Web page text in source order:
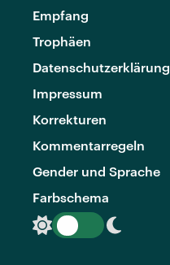
Empfang
Trophäen
Datenschutzerklärung
Impressum
Korrekturen
Kommentarregeln
Gender und Sprache
Farbschema